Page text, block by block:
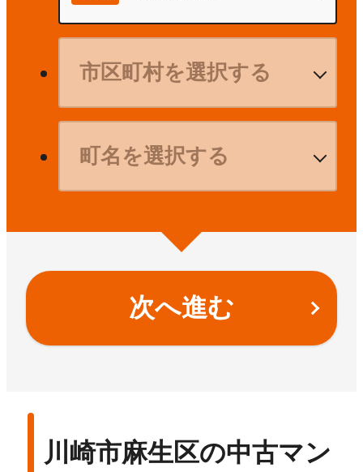
次へ進む
川崎市麻生区の中古マン